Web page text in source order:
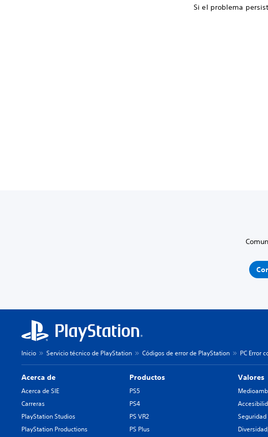
Si el problema
Inicio Servicio técnico de PlayStation Códigos de error de PlayStation PC Error
Acerca de
Acerca de SIE
Carreras
PlayStation Studios
PlayStation Productions
Productos
PS5
PS4
PS VR2
PS Plus
Valores